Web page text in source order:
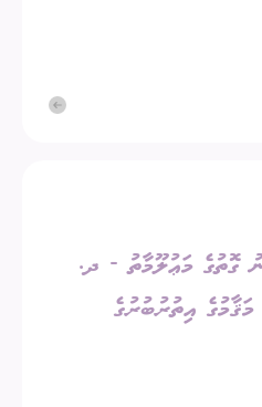
ގޮތުގެ މަޢުލޫމާތު - ދ.
އިތުރުބުރުގެ